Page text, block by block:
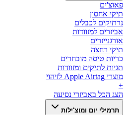
פאוצ'ים
תיקי אחסון
נרתיקים לכבלים
אביזרים למזוודות
אורגנייזרים
תיקי רחצה
כריות טיסה מובחרים
תגיות לתיקים ומזוודות
מוצרי Apple Airtag לזיהוי
+
הצג הכל באביזרי נסיעה
תרמילי יום ומוצ'ילות